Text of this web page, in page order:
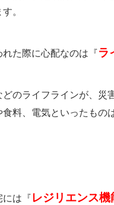
。
た際に心配なのは『ラ
のライフラインが、災
料、電気といったもの
には『レジリエンス機